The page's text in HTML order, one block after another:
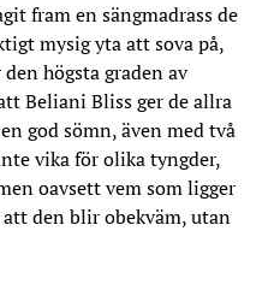
fram en sängmadrass de
mysig yta att sova på,
högsta graden av
Beliani Bliss ger de allra
god sömn, även med två
vika för olika tyngder,
oavsett vem som ligger
den blir obekväm, utan